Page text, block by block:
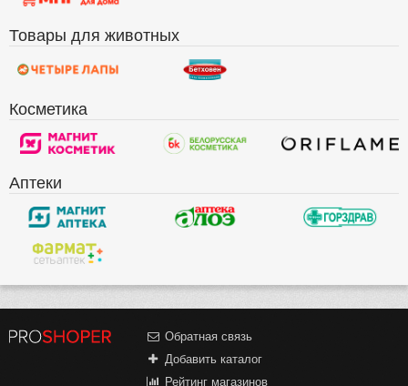
Товары для животных
Косметика
Аптеки
Обратная связь
Добавить каталог
Рейтинг магазинов